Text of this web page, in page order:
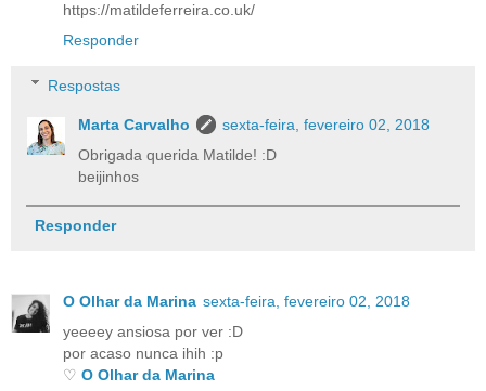
https://matildeferreira.co.uk/
Responder
Respostas
Marta Carvalho
sexta-feira, fevereiro 02, 2018
Obrigada querida Matilde! :D
beijinhos
Responder
O Olhar da Marina sexta-feira, fevereiro 02, 2018
yeeeey ansiosa por ver :D
por acaso nunca ihih :p
♡ O Olhar da Marina